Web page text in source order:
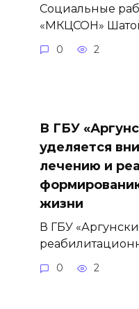
Социальные
«МКЦСОН»
0 2
В ГБУ
уделяется
лечению и
жизни
В ГБУ
0 2